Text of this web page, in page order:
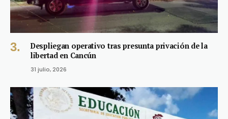
Despliegan operativo tras presunta privación de la
libertad en Cancún
31 julio, 2026